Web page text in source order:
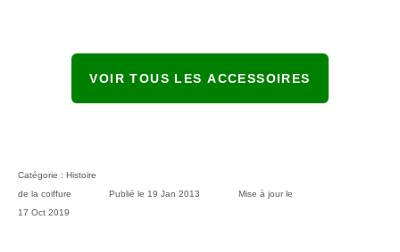
VOIR TOUS LES ACCESSOIRES
Catégorie : Histoire
de la coiffure
Publié le 19 Jan 2013
Mise à jour le
17 Oct 2019